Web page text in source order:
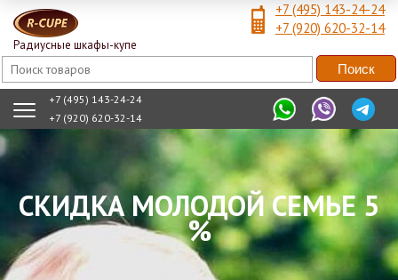
Радиусные шкафы-купе
+7 (495) 143-24-24
+7 (920) 620-32-14
+7 (495) 143-24-24
+7 (920) 620-32-14
СКИДКА МОЛОДОЙ СЕМЬЕ 5
%